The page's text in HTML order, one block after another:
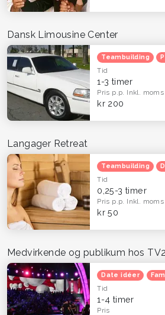
Dansk Limousine Center
Teambuilding
Tid
1-3 timer
Pris p.p. Inkl. moms
kr 200
Langager Retreat
Teambuilding
Tid
0,25-3 timer
Pris p.p. Inkl. moms
kr 50
Medvirkende og publikum hos TV2
Date idéer
Tid
1-4 timer
Pris